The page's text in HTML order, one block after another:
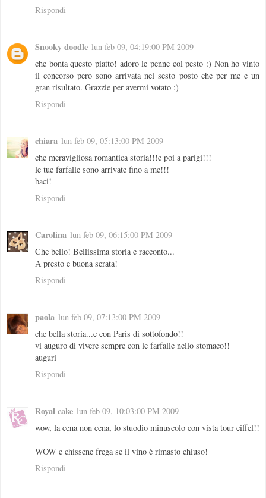
Rispondi
Snooky doodle lun feb 09, 04:19:00 PM 2009
che bonta questo piatto! adoro le penne col pesto :) Non ho vinto
il concorso pero sono arrivata nel sesto posto che per me e un
gran risultato. Grazzie per avermi votato :)
Rispondi
chiara lun feb 09, 05:13:00 PM 2009
che meravigliosa romantica storia!!!e poi a parigi!!!
le tue farfalle sono arrivate fino a me!!!
baci!
Rispondi
Carolina lun feb 09, 06:15:00 PM 2009
Che bello! Bellissima storia e racconto...
A presto e buona serata!
Rispondi
paola lun feb 09, 07:13:00 PM 2009
che bella storia...e con Paris di sottofondo!!
vi auguro di vivere sempre con le farfalle nello stomaco!!
auguri
Rispondi
Royal cake lun feb 09, 10:03:00 PM 2009
wow, la cena non cena, lo stuodio minuscolo con vista tour eiffel!!
WOW e chissene frega se il vino è rimasto chiuso!
Rispondi